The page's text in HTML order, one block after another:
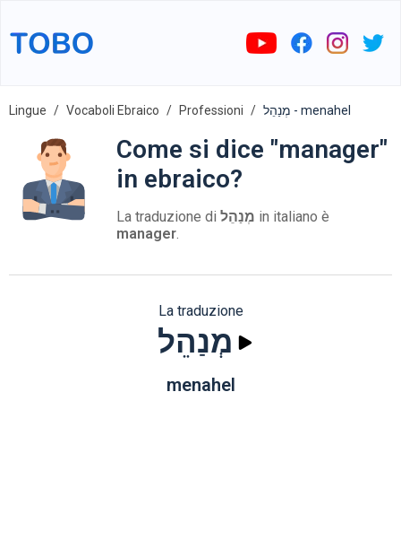
Lingue Vocaboli Ebraico Professioni מְנַהֵל - menahel
Come si dice "manager"
in ebraico?
La traduzione di מְנַהֵל in italiano è
manager.
La traduzione
מְנַהֵל
menahel